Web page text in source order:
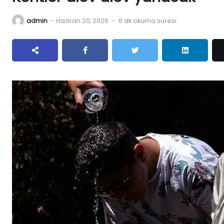
admin - Haziran 20, 2026 - 6 dk okuma süresi